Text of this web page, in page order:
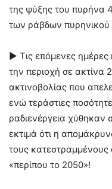
της ψύξης του πυρήνα
των ράβδων πυρηνικού
► Τις επόμενες
την περιοχή σε ακτίνα
ακτινοβολίας που
ενώ τεράστιες
ραδιενέργεια χύθηκαν
εκτιμά ότι η
τους κατεστραμμένους
«περίπου το 2050»!